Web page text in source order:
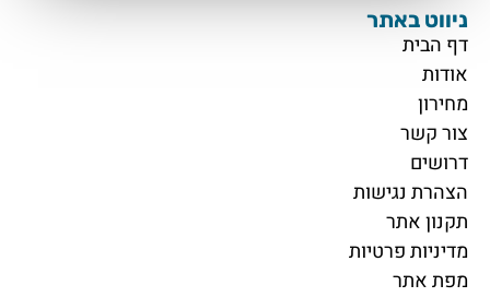
ניווט באתר
דף הבית
אודות
מחירון
צור קשר
דרושים
הצהרת נגישות
תקנון אתר
מדיניות פרטיות
מפת אתר